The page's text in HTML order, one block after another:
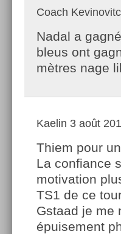
Coach
Nadal a
bleus ont
mètres nage
Kaelin 3 août
Thiem pour
La confiance
motivation
TS1 de ce
Gstaad je me
épuisement